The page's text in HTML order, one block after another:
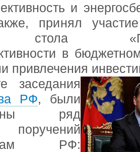
и
принял
стола
в
привлечения
заседания
РФ, были
ряд
РФ: